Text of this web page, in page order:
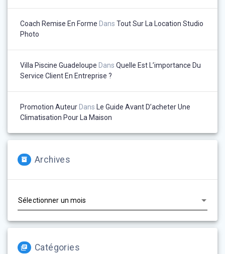
Coach Remise En Forme Dans Tout Sur La Location Studio
Photo
Villa Piscine Guadeloupe Dans Quelle Est L’importance Du
Service Client En Entreprise ?
Promotion Auteur Dans Le Guide Avant D’acheter Une
Climatisation Pour La Maison
Archives
Catégories